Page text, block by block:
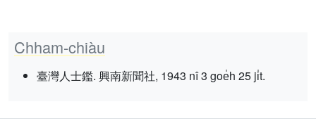
Chham-chiàu
臺灣人士鑑. 興南新聞社, 1943 nî 3 goe̍h 25 ji̍t.